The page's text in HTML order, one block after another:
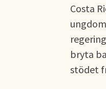
Costa
bryta
stödet